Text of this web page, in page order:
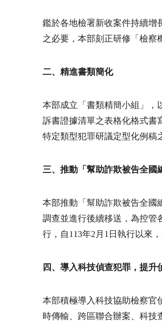
鑑於各地檢署新收案件持續增
之必要，本部刻正研修「檢察
二、精進書類簡化
本部成立「書類精簡小組」，
訴書證據清單之表格化格式書
特定類型犯罪研議定型化例稿
三、推動「幫助詐欺被告全國
本部推動「幫助詐欺被告全國
調查並進行後續移送，為控管
行，自 113年2 月 1 日執行以來
四、導入科技偵查犯罪，提升
本部積極導入科技協助檢察官
時傳輸、跨區聯合辦案、科技